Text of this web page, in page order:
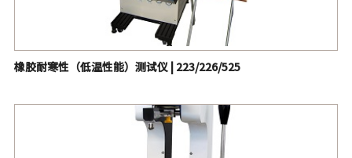
橡胶耐寒性（低温性能）测试仪 | 223/226/525